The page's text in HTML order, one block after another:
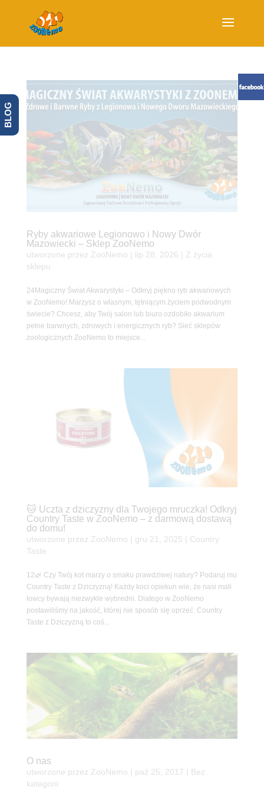
Ryby akwariowe Legionowo i Nowy Dwór
Mazowiecki – Sklep ZooNemo
utworzone przez ZooNemo lip 28, 2026
Z życia
sklepu
24Magiczny Świat Akwarystyki – Odkryj piękno ryb akwariowych
w ZooNemo! Marzysz o własnym, tętniącym życiem podwodnym
świecie? Chcesz, aby Twój salon lub biuro ozdobiło akwarium
pełne barwnych, zdrowych i energicznych ryb? Sieć sklepów
zoologicznych ZooNemo to miejsce...
🐱 Uczta z dziczyzny dla Twojego mruczka! Odkryj
Country Taste w ZooNemo – z darmową dostawą
do domu!
utworzone przez ZooNemo gru 21, 2025
Country
Taste
12🌿 Czy Twój kot marzy o smaku prawdziwej natury? Podaruj mu
Country Taste z Dziczyzną! Każdy koci opiekun wie, że nasi mali
łowcy bywają niezwykle wybredni. Dlatego w ZooNemo
postawiliśmy na jakość, której nie sposób się oprzeć. Country
Taste z Dziczyzną to coś...
O nas
utworzone przez ZooNemo paź 25, 2017 | Bez
kategorii
BLOG